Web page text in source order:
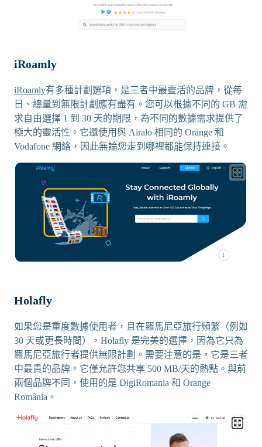
iRoamly
iRoamly有多種計劃選項，是三者中最靈活的品牌，從每
日、總量到無限計劃應有盡有。您可以根據不同的 GB 需
求自由選擇 1 到 30 天的期限，為不同的數據需求提供了
極大的靈活性。它還使用與 Airalo 相同的 Orange 和
Vodafone 網絡，因此無論您走到哪裡都能保持連接。
Holafly
如果您是重度數據使用者，且在羅馬尼亞旅行頻繁（例如
30 天或更長時間），Holafly 是完美的選擇，因為它只為
羅馬尼亞旅行者提供無限計劃。需要注意的是，它是三者
中最貴的品牌。它僅允許您共享 500 MB/天的熱點。與前
兩個品牌不同，使用的是 DigiRomania 和 Orange
România。